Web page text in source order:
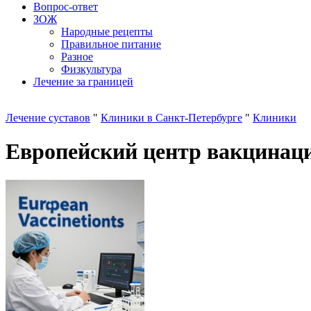
Вопрос-ответ
ЗОЖ
Народные рецепты
Правильное питание
Разное
Физкультура
Лечение за границей
Лечение суставов " Клиники в Санкт-Петербурге " Клиники
Европейский центр